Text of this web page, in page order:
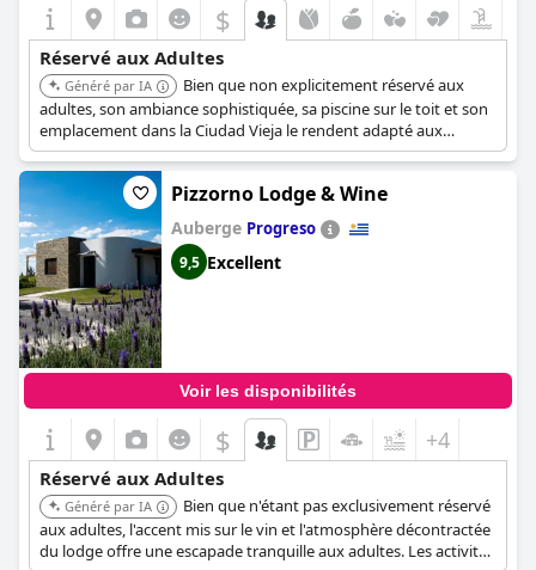
$
Réservé aux Adultes
Généré par IA
Bien que non explicitement réservé aux
adultes, son ambiance sophistiquée, sa piscine sur le toit et son
emplacement dans la Ciudad Vieja le rendent adapté aux
adultes recherchant une expérience raffinée. Sa proximité avec
les attractions culturelles ajoute à son attrait.
Pizzorno Lodge & Wine
Auberge Progreso
9,5 Excellent
Voir les disponibilités
$ +4
Réservé aux Adultes
Généré par IA
Bien que n'étant pas exclusivement réservé
aux adultes, l'accent mis sur le vin et l'atmosphère décontractée
du lodge offre une escapade tranquille aux adultes. Les activités